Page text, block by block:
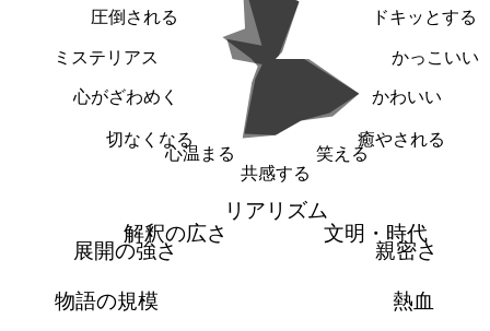
ドキッとする
かっこいい
かわいい
癒やされる
笑える
共感する
心温まる
切なくなる
心がざわめく
ミステリアス
圧倒される
リアリズム
文明・時代
親密さ
熱血
物語の規模
展開の強さ
解釈の広さ